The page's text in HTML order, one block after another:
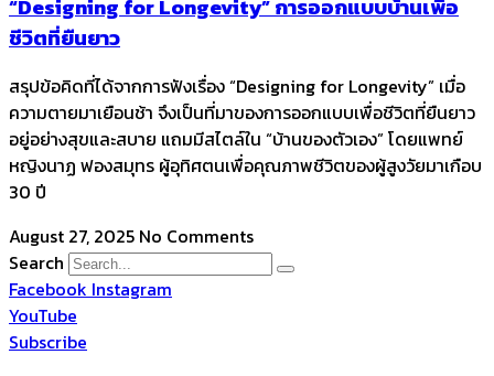
ชีวิตที่ยืนยาว
สรุปข้อคิดที่ได้จากการฟังเรื่อง “Designing for Longevity” เมื่อ
ความตายมาเยือนช้า จึงเป็นที่มาของการออกแบบเพื่อชีวิตที่ยืนยาว
อยู่อย่างสุขและสบาย แถมมีสไตล์ใน “บ้านของตัวเอง” โดยแพทย์
หญิงนาฏ ฟองสมุทร ผู้อุทิศตนเพื่อคุณภาพชีวิตของผู้สูงวัยมาเกือบ
30 ปี
August 27, 2025 No Comments
Search
Facebook Instagram
YouTube
Subscribe